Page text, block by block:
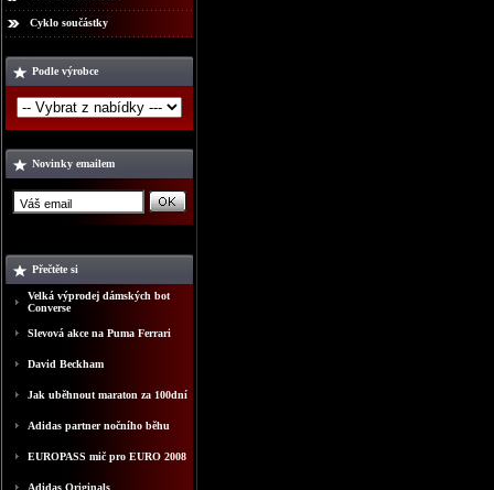
Cyklo součástky
Podle výrobce
Novinky emailem
Přečtěte si
Velká výprodej dámských bot
Converse
Slevová akce na Puma Ferrari
David Beckham
Jak uběhnout maraton za 100dní
Adidas partner nočního běhu
EUROPASS mič pro EURO 2008
Adidas Originals